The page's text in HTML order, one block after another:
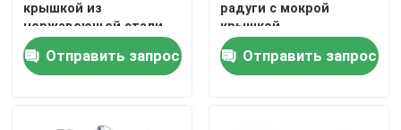
крышкой из
нержавеющей стали
Отправить запрос
радуги с мокрой
крышкой
Отправить запрос